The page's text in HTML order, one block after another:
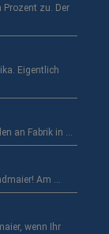
zu. Der
Eigentlich
an Fabrik in …
Am …
wenn Ihr